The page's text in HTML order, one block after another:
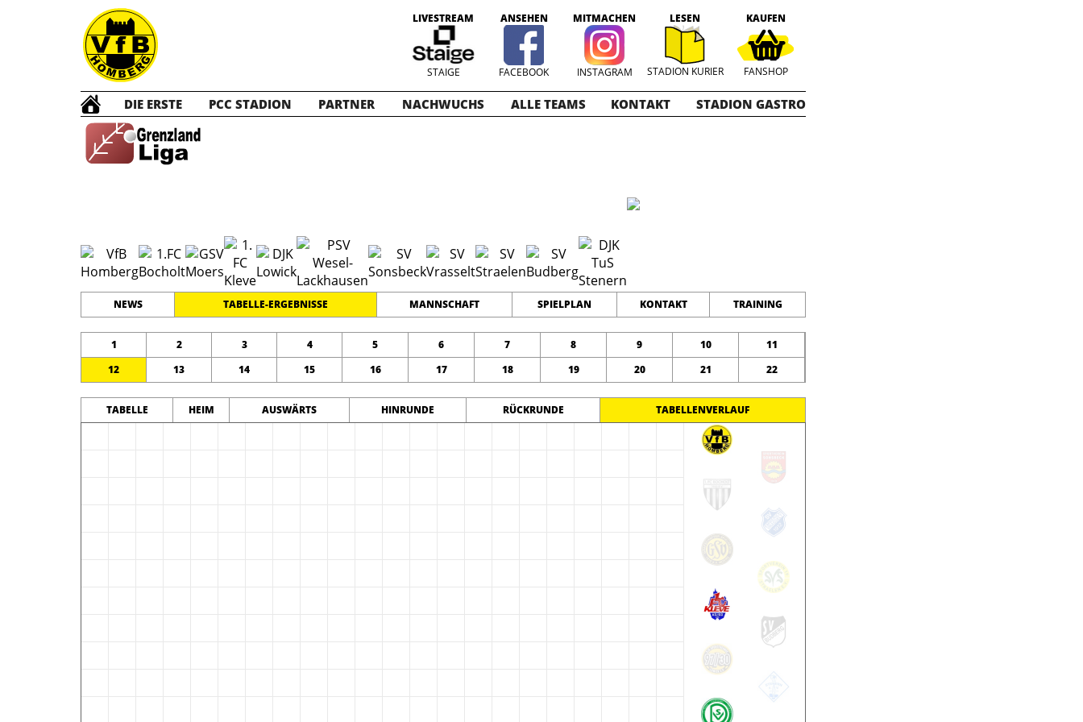
LIVESTREAM
STAIGE
ANSEHEN
FACEBOOK
MITMACHEN
INSTAGRAM
LESEN
STADION KURIER
KAUFEN
FANSHOP
DIE ERSTE PCC STADION PARTNER NACHWUCHS ALLE TEAMS KONTAKT STADION GASTRO
NEWS TABELLE-ERGEBNISSE MANNSCHAFT SPIELPLAN KONTAKT TRAINING
1 2 3 4 5 6 7 8 9 10
11
12
13 14 15 16 17 18 19 20 21 22
TABELLE HEIM AUSWÄRTS HINRUNDE RÜCKRUNDE TABELLENVERLAUF